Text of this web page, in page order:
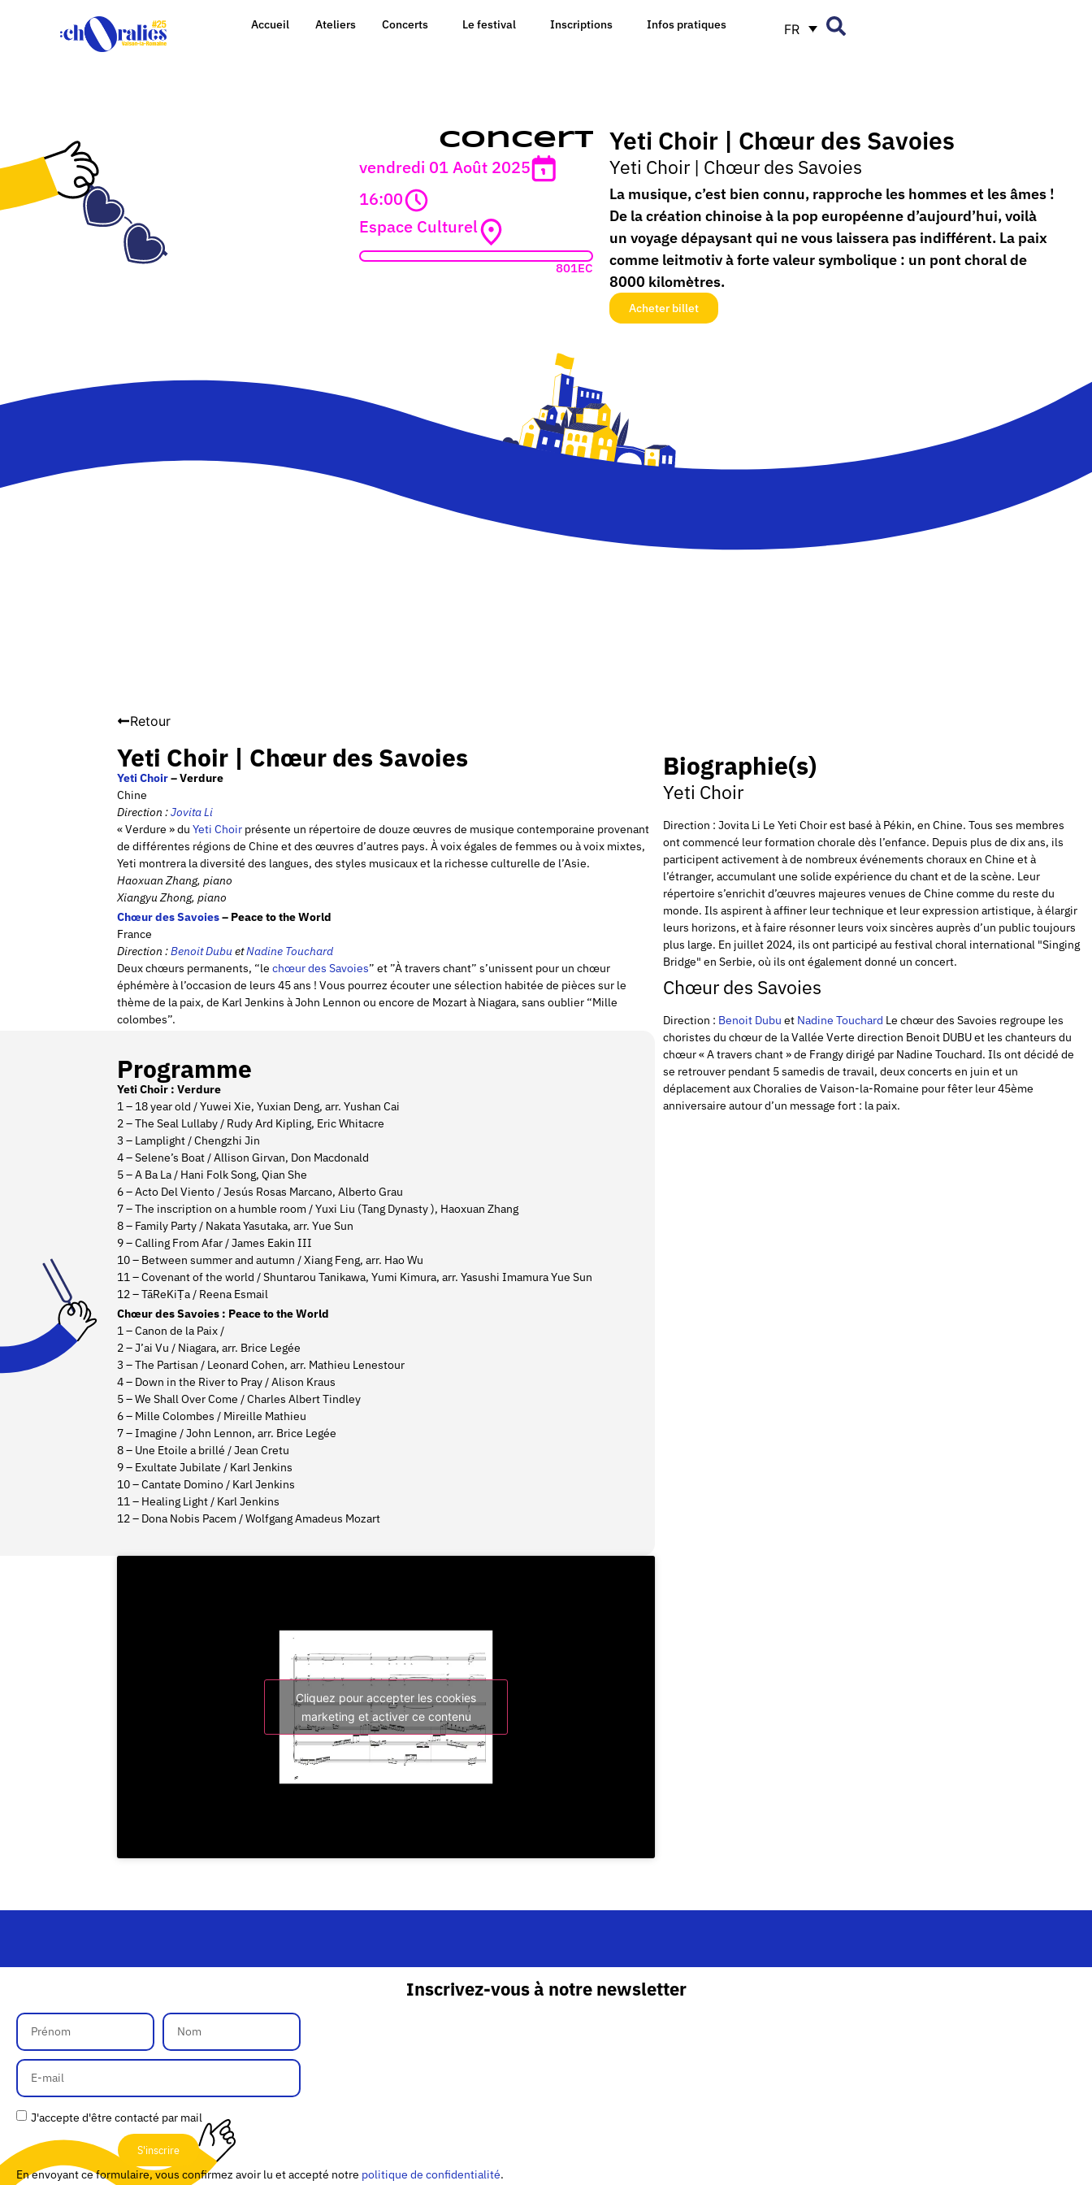
Accueil Ateliers Concerts Le festival Inscriptions Infos pratiques FR
Concert
vendredi 01 Août 2025
16:00
Espace Culturel
801EC
Yeti Choir | Chœur des Savoies
Yeti Choir| Chœur des Savoies
La musique, c’est bien connu, rapproche les hommes et les âmes !
De la création chinoise à la pop européenne d’aujourd’hui, voilà
un voyage dépaysant qui ne vous laissera pas indifférent. La paix
comme leitmotiv à forte valeur symbolique : un pont choral de
8000 kilomètres.
Acheter billet
Retour
Yeti Choir | Chœur des Savoies
Yeti Choir– Verdure
Chine
Direction :Jovita Li
« Verdure » du Yeti Choir présente un répertoire de douze œuvres de musique contemporaine provenant
de différentes régions de Chine et des œuvres d’autres pays. À voix égales de femmes ou à voix mixtes,
Yeti montrera la diversité des langues, des styles musicaux et la richesse culturelle de l’Asie.
Haoxuan Zhang, piano
Xiangyu Zhong, piano
Chœur des Savoies– Peace to the World
France
Direction :Benoit Dubu etNadine Touchard
Deux chœurs permanents, “le chœur des Savoies” et ”À travers chant” s’unissent pour un chœur
éphémère à l’occasion de leurs 45 ans ! Vous pourrez écouter une sélection habitée de pièces sur le
thème de la paix, de Karl Jenkins à John Lennon ou encore de Mozart à Niagara, sans oublier “Mille
colombes”.
Programme
Yeti Choir : Verdure
1 – 18 year old / Yuwei Xie, Yuxian Deng, arr. Yushan Cai
2 – The Seal Lullaby / Rudy Ard Kipling, Eric Whitacre
3 – Lamplight / Chengzhi Jin
4 – Selene’s Boat / Allison Girvan, Don Macdonald
5 – A Ba La / Hani Folk Song, Qian She
6 – Acto Del Viento / Jesús Rosas Marcano, Alberto Grau
7 – The inscription on a humble room / Yuxi Liu (Tang Dynasty ), Haoxuan Zhang
8 – Family Party / Nakata Yasutaka, arr. Yue Sun
9 – Calling From Afar / James Eakin III
10 – Between summer and autumn / Xiang Feng, arr. Hao Wu
11 – Covenant of the world / Shuntarou Tanikawa, Yumi Kimura, arr. Yasushi Imamura Yue Sun
12 – TāReKiṬa / Reena Esmail
Chœur des Savoies : Peace to the World
1 – Canon de la Paix /
2 – J’ai Vu / Niagara, arr. Brice Legée
3 – The Partisan / Leonard Cohen, arr. Mathieu Lenestour
4 – Down in the River to Pray / Alison Kraus
5 – We Shall Over Come / Charles Albert Tindley
6 – Mille Colombes / Mireille Mathieu
7 – Imagine / John Lennon, arr. Brice Legée
8 – Une Etoile a brillé / Jean Cretu
9 – Exultate Jubilate / Karl Jenkins
10 – Cantate Domino / Karl Jenkins
11 – Healing Light / Karl Jenkins
12 – Dona Nobis Pacem / Wolfgang Amadeus Mozart
Cliquez pour accepter les cookies
marketing et activer ce contenu
Biographie(s)
Yeti Choir
Direction : Jovita Li Le Yeti Choir est basé à Pékin, en Chine. Tous ses membres
ont commencé leur formation chorale dès l’enfance. Depuis plus de dix ans, ils
participent activement à de nombreux événements choraux en Chine et à
l’étranger, accumulant une solide expérience du chant et de la scène. Leur
répertoire s’enrichit d’œuvres majeures venues de Chine comme du reste du
monde. Ils aspirent à affiner leur technique et leur expression artistique, à élargir
leurs horizons, et à faire résonner leurs voix sincères auprès d’un public toujours
plus large. En juillet 2024, ils ont participé au festival choral international "Singing
Bridge" en Serbie, où ils ont également donné un concert.
Chœur des Savoies
Direction : Benoit Dubu et Nadine Touchard Le chœur des Savoies regroupe les
choristes du chœur de la Vallée Verte direction Benoit DUBU et les chanteurs du
chœur « A travers chant » de Frangy dirigé par Nadine Touchard. Ils ont décidé de
se retrouver pendant 5 samedis de travail, deux concerts en juin et un
déplacement aux Choralies de Vaison-la-Romaine pour fêter leur 45ème
anniversaire autour d’un message fort : la paix.
Inscrivez-vous à notre newsletter
J'accepte d'être contacté par mail
S'inscrire
En envoyant ce formulaire, vous confirmez avoir lu et accepté notre politique de confidentialité.